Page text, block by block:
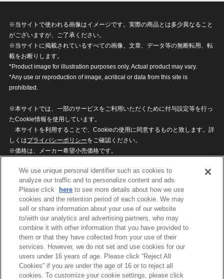
※当サイトで使われる画像はイメージです。実際の商品とは多少異なること
がございますが、ご了承ください。
※当サイトに掲載されているすべての画像、文章、データ等の無断転用、転
載をお断りします。
*Product image for illustration purposes only. Actual product may vary.
*Any use or reproduction of image, acritical or data from this site is
prohibited.
※本サイトでは、一部のサービスをご利用いただくために付与設定等を行っ
たCookie情報を使用しています。
本サイトを利用することで、Cookieの使用に同意するものと致します。詳
しくはプライバシーポリシーをご確認ください。
※価格は、メーカー希望小売価格です。
ざいますのでご了承ください。
privacypolicy
Do Not Sell or Share My
Personal Information
ウェブサイトご利用条件
ソーシャルメディアポリシー
個人情報保護方針
お問い合わせ
©BANDAI
We use unique personal identifier such as cookies to
analyze our traffic and to personalize content and ads.
Please click
here to see more details about how we use
cookies and the retention period of each cookie. We may
sell or share information about your use of our website
to/with our analytics and advertising partners, who may
combine it with other information that you have provided to
them or that they have collected from your use of their
services. However, we do not set and use cookies for our
users under 16 years of age. Please click “Reject All
Cookies” if you are under the age of 16 or to reject all
cookies. To customize your cookie settings, please click